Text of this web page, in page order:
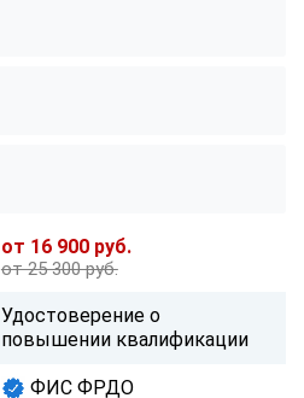
от 16 900 руб.
от 25 300 руб.
Удостоверение о
повышении квалификации
ФИС ФРДО